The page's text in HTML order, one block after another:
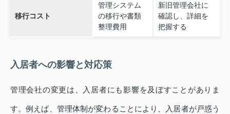
移行コスト
管理システム
の移行や書類
整理費用
新旧管理会社に
確認し、詳細を
把握する
入居者への影響と対応策
管理会社の変更は、入居者にも影響を及ぼすことがありま
す。例えば、管理体制が変わることにより、入居者が戸惑う